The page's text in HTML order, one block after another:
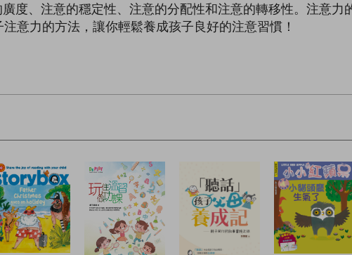
度、注意的穩定性、注意的分配性和注意的轉移性。注意
意力的方法，讓你輕鬆養成孩子良好的注意習慣！